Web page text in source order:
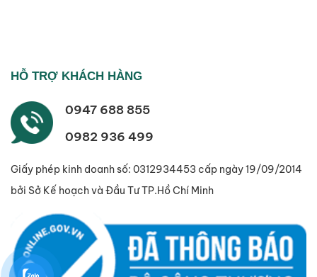
HỖ TRỢ KHÁCH HÀNG
0947 688 855
0982 936 499
Giấy phép kinh doanh số: 0312934453 cấp ngày 19/09/2014
bởi Sở Kế hoạch và Đầu Tư TP.Hồ Chí Minh